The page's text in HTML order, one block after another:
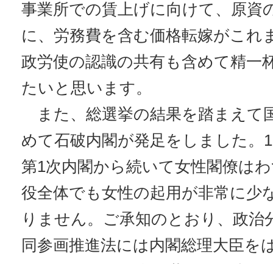
事業所での賃上げに向けて、原資
に、労務費を含む価格転嫁がこれ
政労使の認識の共有も含めて精一
たいと思います。
また、総選挙の結果を踏まえて
めて石破内閣が発足をしました。
第1次内閣から続いて女性閣僚は
役全体でも女性の起用が非常に少
りません。ご承知のとおり、政治
同参画推進法には内閣総理大臣を